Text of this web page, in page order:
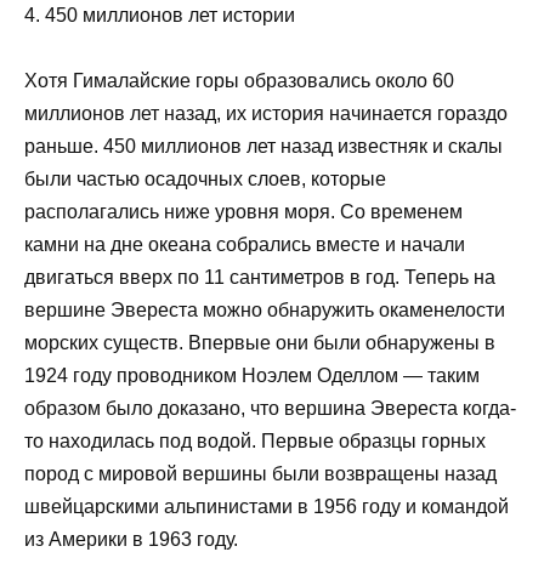
4. 450 миллионов лет истории
Хотя Гималайские горы образовались около 60
миллионов лет назад, их история начинается гораздо
раньше. 450 миллионов лет назад известняк и скалы
были частью осадочных слоев, которые
располагались ниже уровня моря. Со временем
камни на дне океана собрались вместе и начали
двигаться вверх по 11 сантиметров в год. Теперь на
вершине Эвереста можно обнаружить окаменелости
морских существ. Впервые они были обнаружены в
1924 году проводником Ноэлем Оделлом — таким
образом было доказано, что вершина Эвереста когда-
то находилась под водой. Первые образцы горных
пород с мировой вершины были возвращены назад
швейцарскими альпинистами в 1956 году и командой
из Америки в 1963 году.